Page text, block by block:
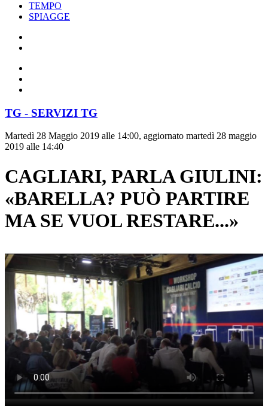
TEMPO
SPIAGGE
TG - SERVIZI TG
Martedì 28 Maggio 2019 alle 14:00, aggiornato martedì 28 maggio
2019 alle 14:40
CAGLIARI, PARLA GIULINI:
«BARELLA? PUÒ PARTIRE
MA SE VUOL RESTARE...»